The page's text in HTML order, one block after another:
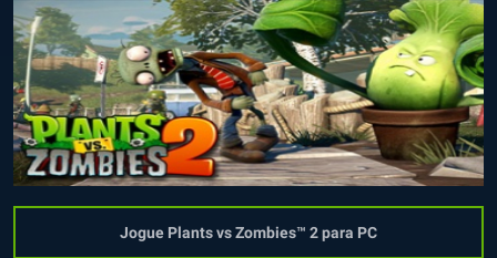
Jogue Plants vs Zombies™ 2 para PC